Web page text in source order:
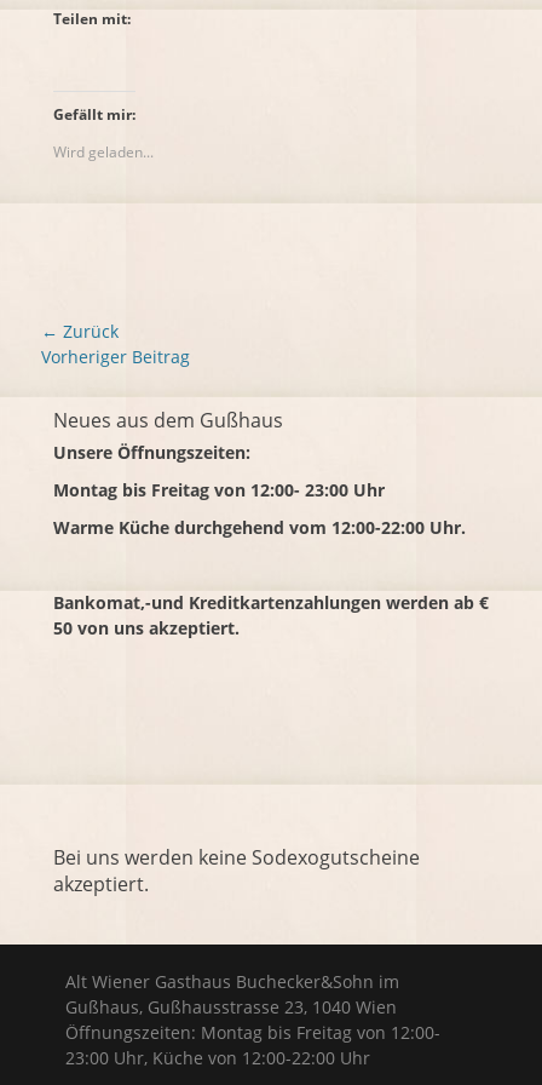
Teilen mit:
Gefällt mir:
Wird geladen...
Beitrags-
Navigation
← Zurück
Vorhergehender
Vorheriger Beitrag
Neues aus dem Gußhaus
Unsere Öffnungszeiten:
Montag bis Freitag von 12:00- 23:00 Uhr
Warme Küche durchgehend vom 12:00-22:00 Uhr.
Bankomat,-und Kreditkartenzahlungen werden ab €
50 von uns akzeptiert.
Bei uns werden keine Sodexogutscheine
akzeptiert.
Alt Wiener Gasthaus Buchecker&Sohn im
Gußhaus, Gußhausstrasse 23, 1040 Wien
Öffnungszeiten: Montag bis Freitag von 12:00-
23:00 Uhr, Küche von 12:00-22:00 Uhr